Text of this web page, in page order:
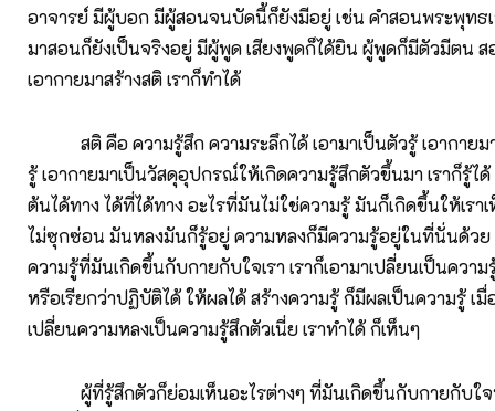
อาจารย์ มีผู้บอก มีผู้สอนจนบัดนี้ก็ยังมีอยู่ เช่น คำสอนพระพุทธเ
มาสอนก็ยังเป็นจริงอยู่ มีผู้พูด เสียงพูดก็ได้ยิน ผู้พูดก็มีตัวมีตน
เอากายมาสร้างสติ เราก็ทำได้
สติ คือ ความรู้สึก ความระลึกได้ เอามาเป็นตัวรู้ เอากายม
รู้ เอากายมาเป็นวัสดุอุปกรณ์ให้เกิดความรู้สึกตัวขึ้นมา เราก็รู้ได้
ต้นได้ทาง ได้ที่ได้ทาง อะไรที่มันไม่ใช่ความรู้ มันก็เกิดขึ้นให้เรา
ไม่ซุกซ่อน มันหลงมันก็รู้อยู่ ความหลงก็มีความรู้อยู่ในที่นั่นด้วย
ความรู้ที่มันเกิดขึ้นกับกายกับใจเรา เราก็เอามาเปลี่ยนเป็นควา
หรือเรียกว่าปฏิบัติได้ ให้ผลได้ สร้างความรู้ ก็มีผลเป็นความรู้ เ
เปลี่ยนความหลงเป็นความรู้สึกตัวเนี่ย เราทำได้ ก็เห็นๆ
ผู้ที่รู้สึกตัวก็ย่อมเห็นอะไรต่างๆ ที่มันเกิดขึ้นกับกายกับใจ